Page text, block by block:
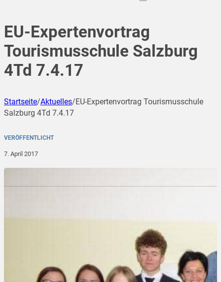
EU-Expertenvortrag
Tourismusschule Salzburg
4Td 7.4.17
Startseite/Aktuelles/EU-Expertenvortrag Tourismusschule
Salzburg 4Td 7.4.17
VERÖFFENTLICHT
7. April 2017